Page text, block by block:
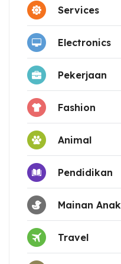
Services
Electronics
Pekerjaan
Fashion
Animal
Pendidikan
Mainan
Travel